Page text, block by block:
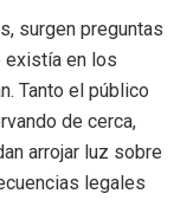
surgen preguntas
existía en los
Tanto el público
de cerca,
arrojar luz sobre
legales